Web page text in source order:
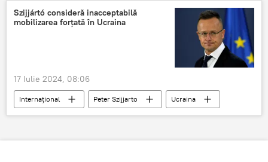
Szijjártó consideră inacceptabilă
mobilizarea forțată în Ucraina
17 Iulie 2024, 08:06
Internațional Peter Szijjarto
Ucraina
Ungaria